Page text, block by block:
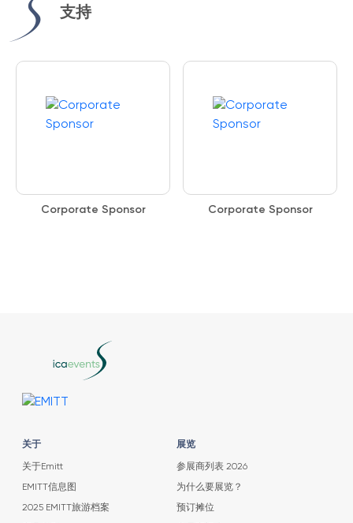
支持
Corporate Sponsor Corporate Sponsor
关于
关于Emitt
EMITT信息图
2025 EMITT旅游档案
展览
参展商列表 2026
为什么要展览？
预订摊位